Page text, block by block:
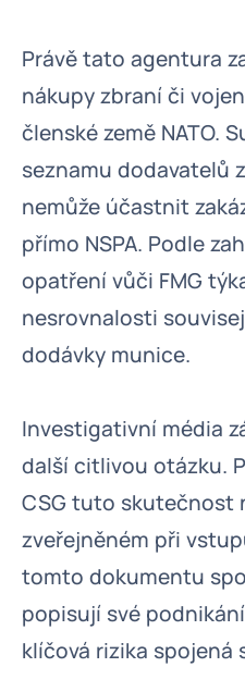
Právě tato agentura
nákupy zbraní či
členské země NATO.
seznamu dodavatelů
nemůže účastnit
přímo NSPA. Podle
opatření vůči FMG
nesrovnalosti
dodávky munice.
Investigativní média
další citlivou otázku.
CSG tuto skutečnost
zveřejněném při
tomto dokumentu
popisují své
klíčová rizika spojená